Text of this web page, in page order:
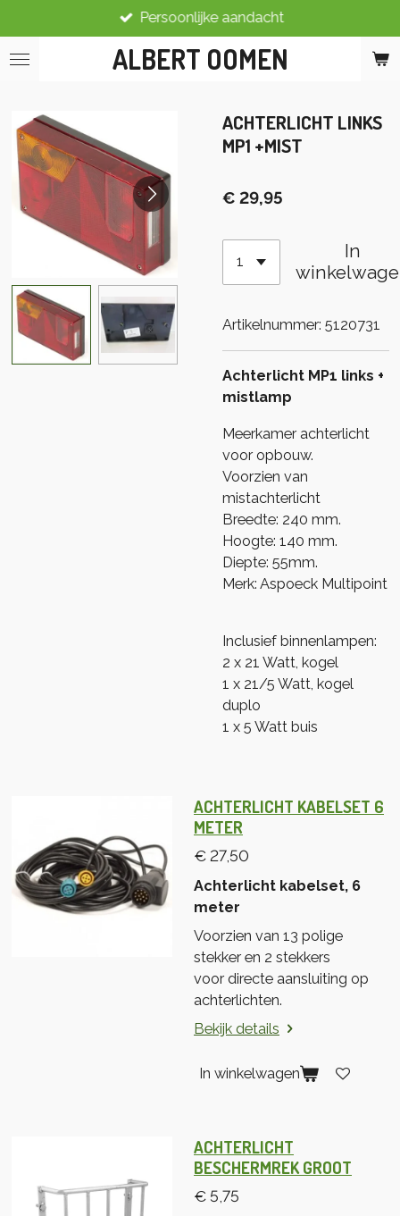
direct
naar
ALBERT OOMEN
Persoonlijke aandacht
ACHTERLICHT LINKS
MP1 +MIST
€ 29,95
In
Artikelnummer: 5120731
Achterlicht MP1 links +
mistlamp
Meerkamer achterlicht
voor opbouw.
Voorzien van
mistachterlicht
Breedte: 240 mm.
Hoogte: 140 mm.
Diepte: 55mm.
Merk: Aspoeck Multipoint
Inclusief binnenlampen:
2 x 21 Watt, kogel
1 x 21/5 Watt, kogel
duplo
1 x 5 Watt buis
ACHTERLICHT KABELSET 6
METER
€ 27,50
Achterlicht kabelset, 6
meter
Voorzien van 13 polige
stekker en 2 stekkers
voor directe aansluiting op
achterlichten.
Bekijk details
In winkelwagen
ACHTERLICHT
BESCHERMREK GROOT
€ 5,75